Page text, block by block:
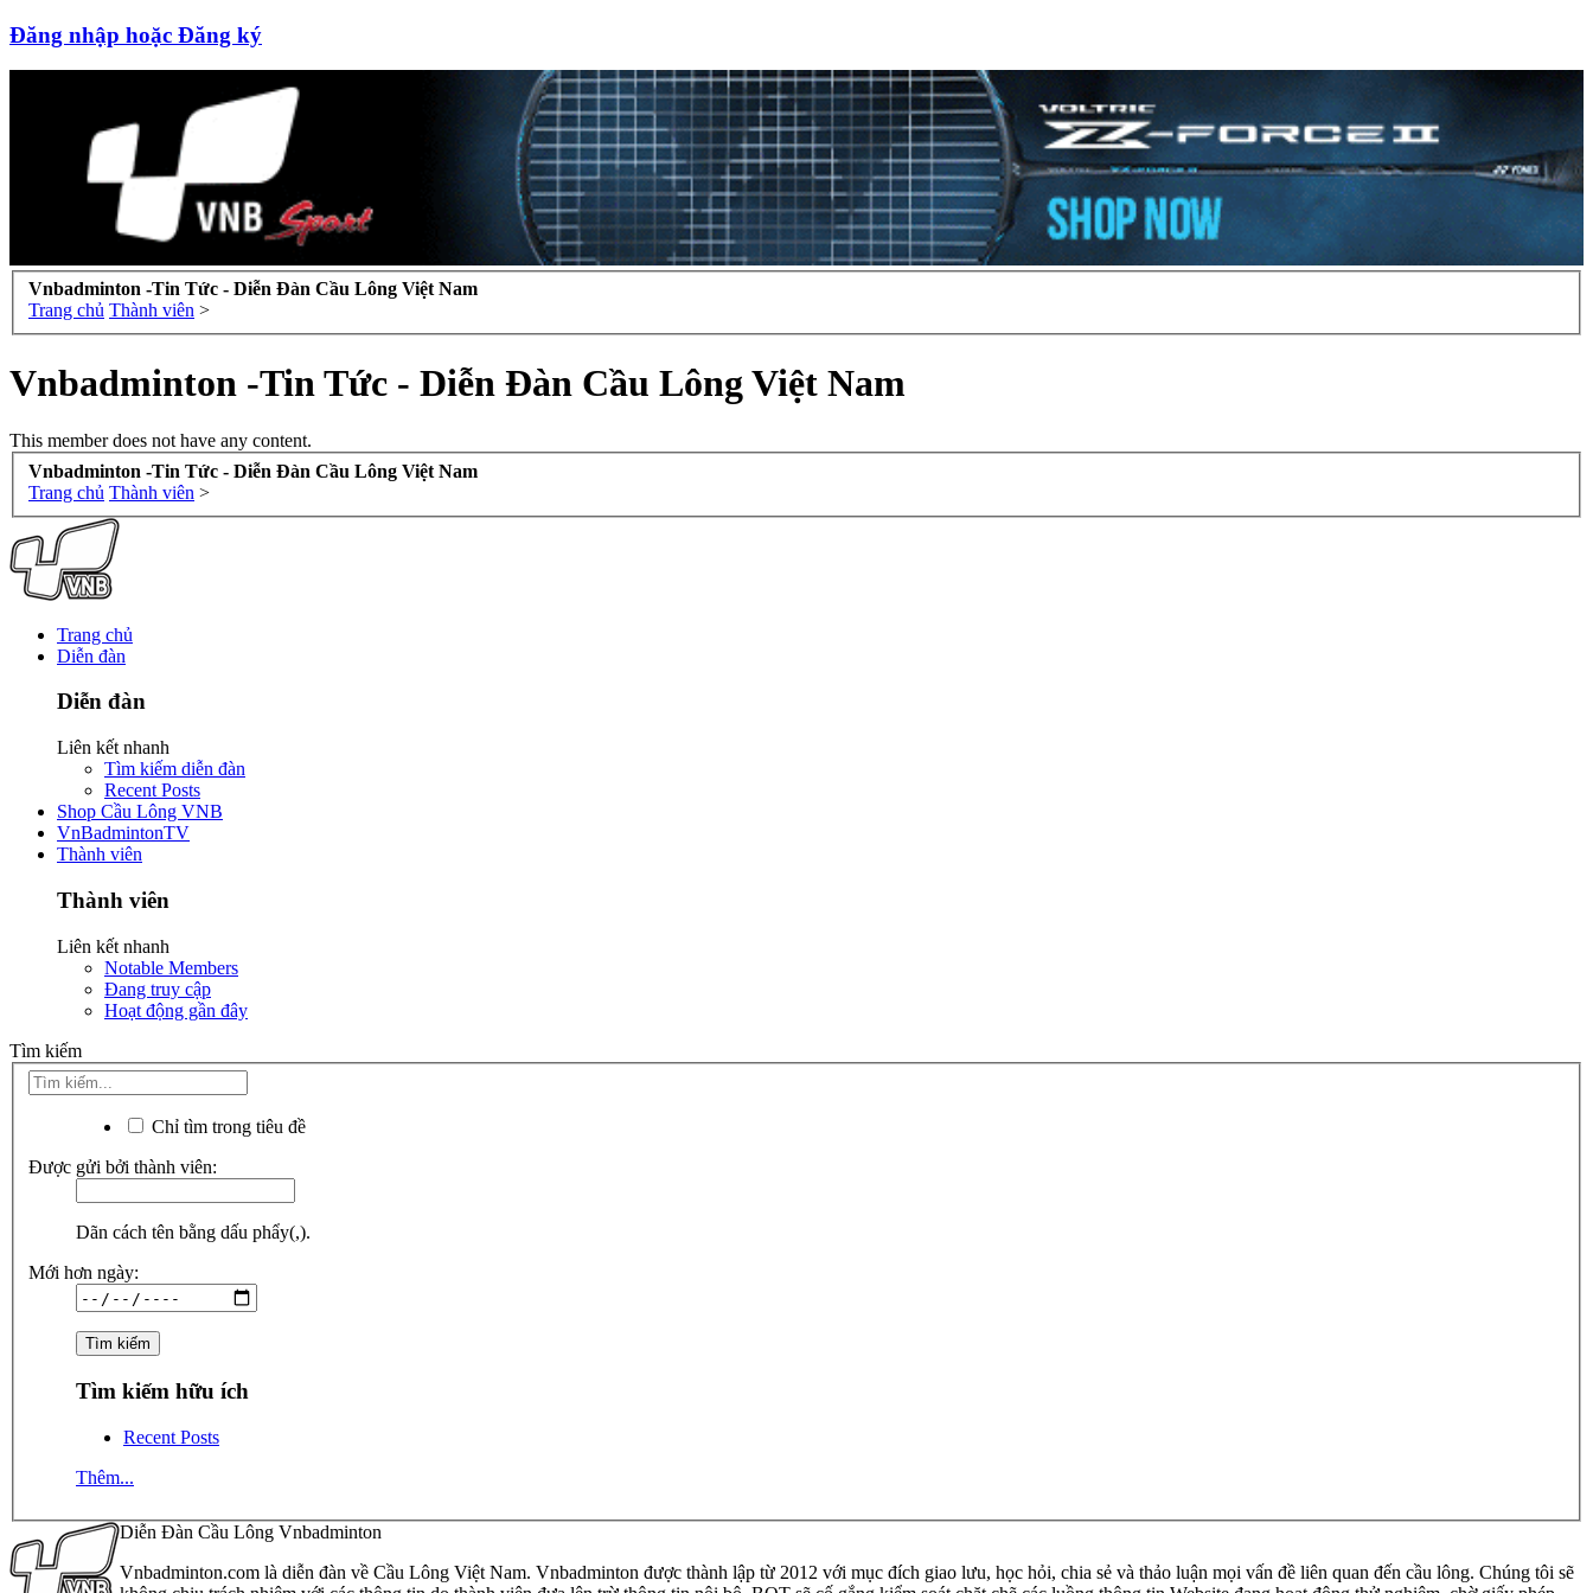
Đăng nhập hoặc Đăng ký
Vnbadminton -Tin Tức - Diễn Đàn Cầu Lông Việt Nam
Trang chủ Thành viên >
Vnbadminton -Tin Tức - Diễn Đàn Cầu Lông Việt Nam
This member does not have any content.
Vnbadminton -Tin Tức - Diễn Đàn Cầu Lông Việt Nam
Trang chủ Thành viên >
Trang chủ
Diễn đàn
Diễn đàn
Liên kết nhanh
Tìm kiếm diễn đàn
Recent Posts
Shop Cầu Lông VNB
VnBadmintonTV
Thành viên
Thành viên
Liên kết nhanh
Notable Members
Đang truy cập
Hoạt động gần đây
Tìm kiếm
Chỉ tìm trong tiêu đề
Được gửi bởi thành viên:
Dãn cách tên bằng dấu phẩy(,).
Mới hơn ngày:
Tìm kiếm hữu ích
Recent Posts
Thêm...
Diễn Đàn Cầu Lông Vnbadminton
Vnbadminton.com là diễn đàn về Cầu Lông Việt Nam. Vnbadminton được thành lập từ 2012 với mục đích giao lưu, học hỏi, chia sẻ và thảo luận mọi vấn đề liên quan đến cầu lông. Chúng tôi sẽ